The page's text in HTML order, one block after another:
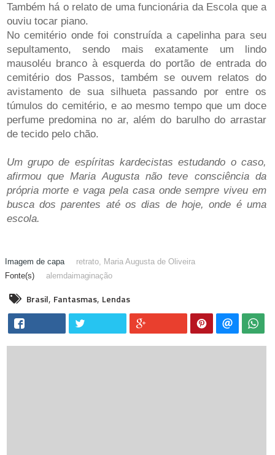
Também há o relato de uma funcionária da Escola que a
ouviu tocar piano.
No cemitério onde foi construída a capelinha para seu
sepultamento, sendo mais exatamente um lindo
mausoléu branco à esquerda do portão de entrada do
cemitério dos Passos, também se ouvem relatos do
avistamento de sua silhueta passando por entre os
túmulos do cemitério, e ao mesmo tempo que um doce
perfume predomina no ar, além do barulho do arrastar
de tecido pelo chão.
Um grupo de espíritas kardecistas estudando o caso,
afirmou que Maria Augusta não teve consciência da
própria morte e vaga pela casa onde sempre viveu em
busca dos parentes até os dias de hoje, onde é uma
escola.
retrato, Maria Augusta de Oliveira
alemdaimaginação
Brasil, Fantasmas, Lendas